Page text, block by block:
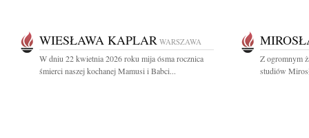
WIESŁAWA KAPLAR WARSZAWA
W dniu 22 kwietnia 2026 roku mija ósma rocznica
śmierci naszej kochanej Mamusi i Babci...
Z ogromnym
studiów